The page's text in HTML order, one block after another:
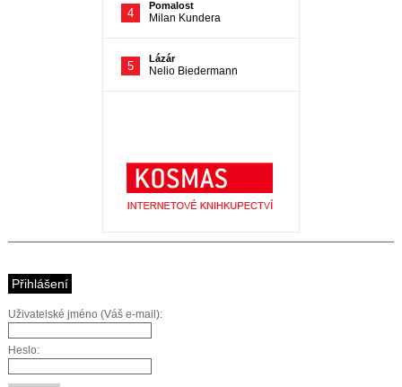
Přihlášení
Uživatelské jméno (Váš e-mail):
Heslo: